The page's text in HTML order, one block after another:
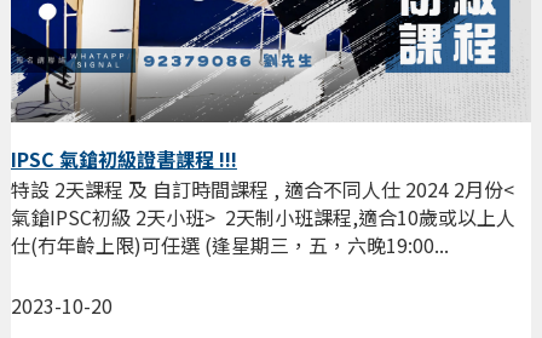
IPSC 氣鎗初級證書課程 !!!
2023-10-20
特設 2天課程 及 自訂時間課程 , 適合不同人仕 2024 2月份<
氣鎗IPSC初級 2天小班> 2天制小班課程,適合10歲或以上人
仕(冇年齡上限)可任選 (逢星期三，五，六晚19:00...